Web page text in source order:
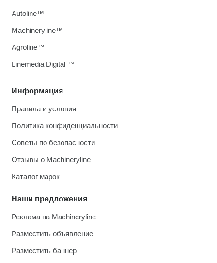
Информация
Правила и условия
Политика конфиденциальности
Советы по безопасности
Отзывы о Machineryline
Каталог марок
Наши предложения
Реклама на Machineryline
Разместить объявление
Разместить баннер
Autoline™
Machineryline™
Agroline™
Linemedia Digital ™